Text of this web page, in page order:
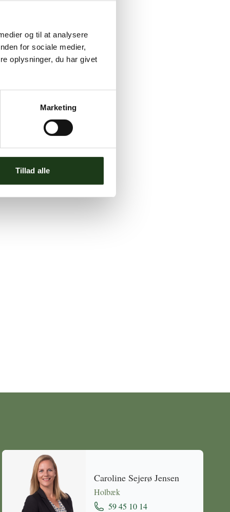
og til at analysere
for sociale medier,
oplysninger, du har givet
Marketing
Tillad alle
Caroline Sejerø Jensen
Holbæk
59 45 10 14